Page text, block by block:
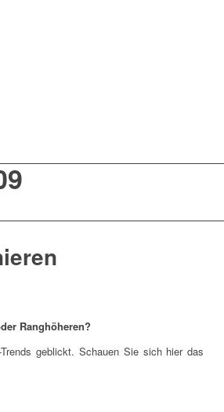
Ranghöheren?
geblickt. Schauen Sie sich hier das